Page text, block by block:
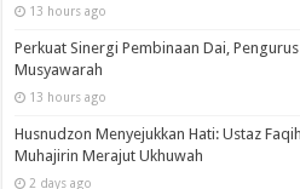
13 hours ago
Perkuat Sinergi Pembinaan Dai,
Musyawarah
13 hours ago
Husnudzon Menyejukkan Hati: Ustaz
Muhajirin Merajut Ukhuwah
2 days ago